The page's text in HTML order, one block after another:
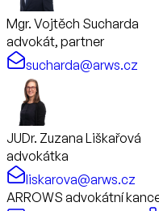
Mgr. Vojtěch Sucharda
advokát, partner
sucharda@arws.cz
JUDr. Zuzana Liškařová
advokátka
liskarova@arws.cz
ARROWS advokátní